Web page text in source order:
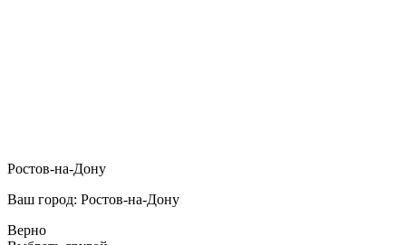
Ростов-на-Дону
Ваш город: Ростов-на-Дону
Верно